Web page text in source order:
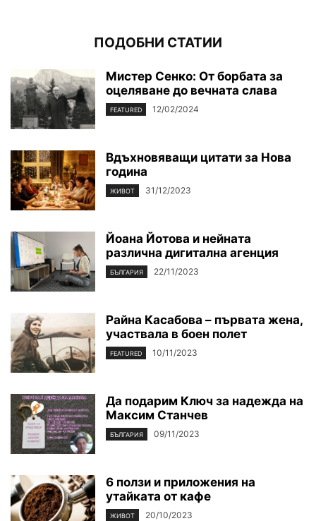
ПОДОБНИ СТАТИИ
Мистер Сенко: От борбата за
оцеляване до вечната слава
FEATURED 12/02/2024
Вдъхновяващи цитати за Нова
година
ЖИВОТ 31/12/2023
Йоана Йотова и нейната
различна дигитална агенция
БЪЛГАРИЯ 22/11/2023
Райна Касабова – първата жена,
участвала в боен полет
FEATURED 10/11/2023
Да подарим Ключ за надежда на
Максим Станчев
БЪЛГАРИЯ 09/11/2023
6 ползи и приложения на
утайката от кафе
ЖИВОТ 20/10/2023